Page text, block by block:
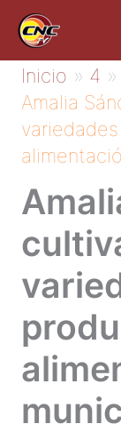
contenido
Inicio 4
Amalia